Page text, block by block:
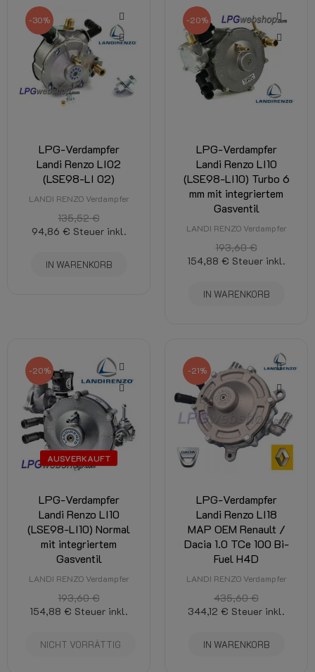
-30%
LPG-Verdampfer
Landi Renzo LI02
(LSE98-LI 02)
LANDI RENZO Verdampfer
135,52 €
94,86 € Steuer inkl.
IN WARENKORB
-20%
LPG-Verdampfer
Landi Renzo LI10
(LSE98-LI10) Turbo 6
mm mit integriertem
Gasventil
LANDI RENZO Verdampfer
193,60 €
154,88 € Steuer inkl.
IN WARENKORB
AUSVERKAUFT
-20%
LPG-Verdampfer
Landi Renzo LI10
(LSE98-LI10) Normal
mit integriertem
Gasventil
LANDI RENZO Verdampfer
193,60 €
154,88 € Steuer inkl.
NICHT VORRÄTTIG
-21%
LPG-Verdampfer
Landi Renzo LI18
MAP OEM Renault /
Dacia 1.0 TCe 100 Bi-
Fuel H4D
LANDI RENZO Verdampfer
435,60 €
344,12 € Steuer inkl.
IN WARENKORB